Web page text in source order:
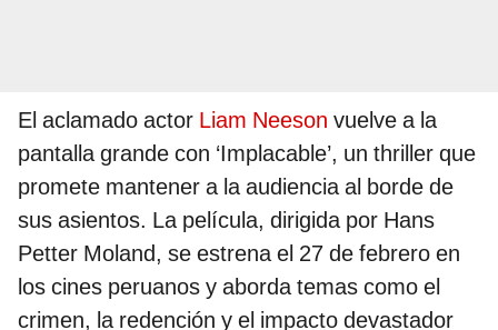
El aclamado actor Liam Neeson vuelve a la
pantalla grande con ‘Implacable’, un thriller que
promete mantener a la audiencia al borde de
sus asientos. La película, dirigida por Hans
Petter Moland, se estrena el 27 de febrero en
los cines peruanos y aborda temas como el
crimen, la redención y el impacto devastador